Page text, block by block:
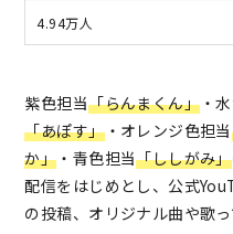
4.94万人
紫色担当「らんまくん」 ・
「あぽす」・オレンジ色担当
か」 ・青色担当「ししがみ」
配信をはじめとし、公式
の投稿、オリジナル曲や歌